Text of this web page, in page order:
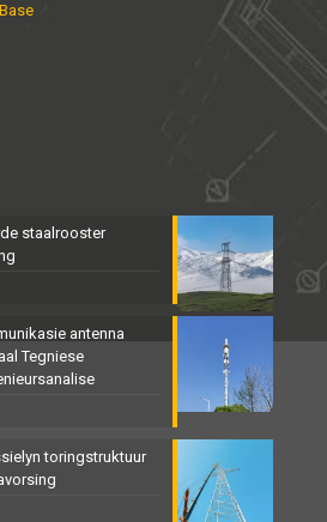
staalrooster
antenna
Tegniese
toringstruktuur